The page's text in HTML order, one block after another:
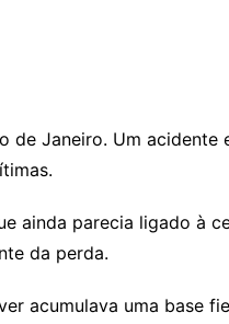
de Janeiro. Um acidente
ainda parecia ligado à
da perda.
acumulava uma base